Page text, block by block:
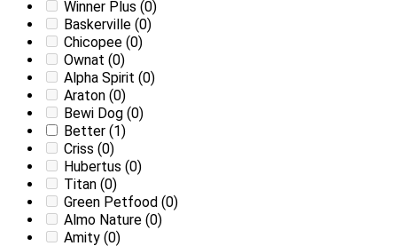
Winner Plus (0)
Baskerville (0)
Chicopee (0)
Ownat (0)
Alpha Spirit (0)
Araton (0)
Bewi Dog (0)
Better (1)
Criss (0)
Hubertus (0)
Titan (0)
Green Petfood (0)
Almo Nature (0)
Amity (0)